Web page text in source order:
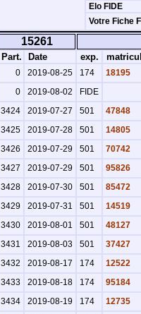
Elo FIDE
Votre Fiche
15261
Part. Date exp.
0 2019-08-25 174
18195
0
2019-08-02
FIDE
3424
2019-07-27 501
47848
3425
2019-07-28 501
14805
3426
2019-07-29 501
70742
3427
2019-07-29 501
95826
3428
2019-07-30 501
85472
3429
2019-07-31 501
14519
3430
2019-08-01 501
48127
3431
2019-08-03 501
37427
3432
2019-08-17 174
12522
3433
2019-08-18 174
95184
3434
2019-08-19 174
12735